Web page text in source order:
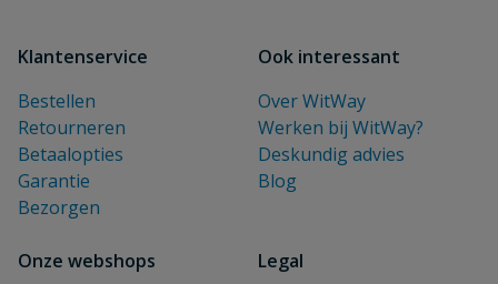
Klantenservice
Bestellen
Retourneren
Betaalopties
Garantie
Bezorgen
Ook interessant
Over WitWay
Werken bij WitWay?
Deskundig advies
Blog
Onze webshops
Legal